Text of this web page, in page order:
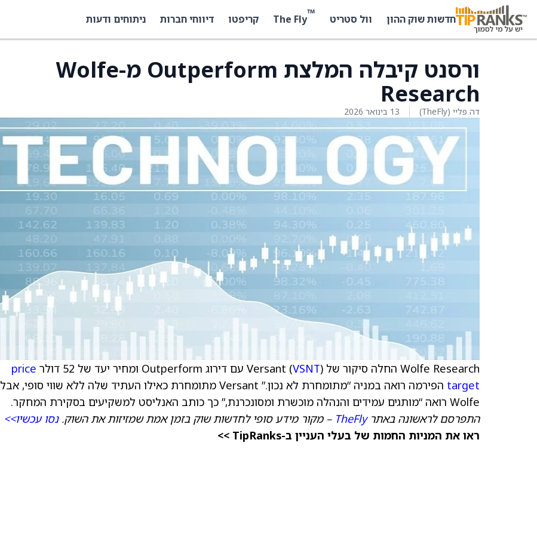
חדשות שוק ההון וול סטריט ™
The Fly קריפטו דיווחי חברות ניתוחים ודעות
ורסנט קיבלה המלצת Outperform מ-Wolfe
Research
דה פליי (TheFly) 13 בינואר 2026
Wolfe Research החלה סיקור של Versant ( VSNT) עם דירוג Outperform ומחיר יעד של 52 דולר
price
target
הפירמה רואה במניה “מתומחרת לא נכון.” Versant מתומחרת כאילו העתיד שלה ללא שווי סופי, אבל
Wolfe רואה “מותגים עמידים והנהלה מוכשרת ומסונכרנת,” כך כותב האנליסט למשקיעים בסקירת המחקר.
התפרסם לראשונה באתרTheFly – מקור מידע סופי לחדשות שוק בזמן אמת שמזיזות את השוק.נסו עכשיו>>
ראו את המניות החמות של בעלי העניין ב-TipRanks >>